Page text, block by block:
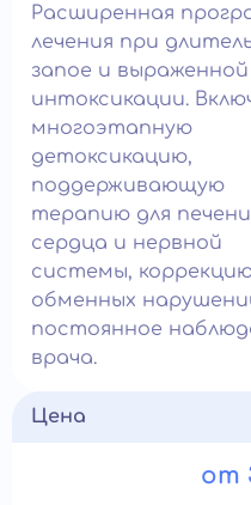
Расширенная
лечения при
запое и выраженной
интоксикации.
многоэтапную
детоксикацию,
поддерживающую
терапию для
сердца и нервной
системы,
обменных
постоянное
врача.
Цена
от